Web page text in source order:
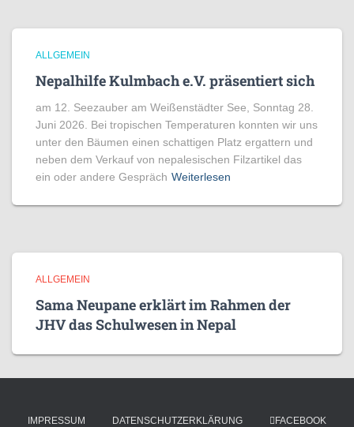
ALLGEMEIN
Nepalhilfe Kulmbach e.V. präsentiert sich
am 12. Seezauber am Weißenstädter See, Sonntag 28.
Juni 2026. Bei tropischen Temperaturen konnten wir uns
unter den Bäumen einen schattigen Platz ergattern und
neben dem Verkauf von nepalesischen Filzartikel das
ein oder andere Gespräch Weiterlesen
ALLGEMEIN
Sama Neupane erklärt im Rahmen der
JHV das Schulwesen in Nepal
IMPRESSUM DATENSCHUTZERKLÄRUNG FACEBOOK